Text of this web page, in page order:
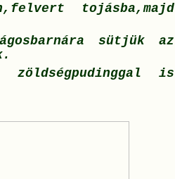
tojásba,majd
sütjük az
is